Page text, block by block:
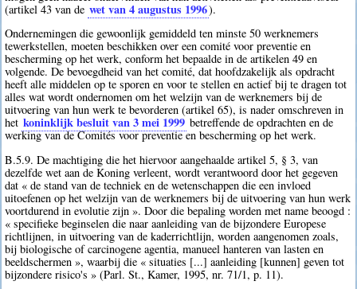
(artikel 43 van de wet van 4 augustus 1996).
Ondernemingen die gewoonlijk gemiddeld ten minste 50 werknemers
tewerkstellen, moeten beschikken over een comité voor preventie en
bescherming op het werk, conform het bepaalde in de artikelen 49 en
volgende. De bevoegdheid van het comité, dat hoofdzakelijk als opdracht
heeft alle middelen op te sporen en voor te stellen en actief bij te dragen tot
alles wat wordt ondernomen om het welzijn van de werknemers bij de
uitvoering van hun werk te bevorderen (artikel 65), is nader omschreven in
het koninklijk besluit van 3 mei 1999 betreffende de opdrachten en de
werking van de Comités voor preventie en bescherming op het werk.
B.5.9. De machtiging die het hiervoor aangehaalde artikel 5, § 3, van
dezelfde wet aan de Koning verleent, wordt verantwoord door het gegeven
dat « de stand van de techniek en de wetenschappen die een invloed
uitoefenen op het welzijn van de werknemers bij de uitvoering van hun werk
voortdurend in evolutie zijn ». Door die bepaling worden met name beoogd :
« specifieke beginselen die naar aanleiding van de bijzondere Europese
richtlijnen, in uitvoering van de kaderrichtlijn, worden aangenomen zoals,
bij biologische of carcinogene agentia, manueel hanteren van lasten en
beeldschermen », waarbij die « situaties [...] aanleiding [kunnen] geven tot
bijzondere risico's » (Parl. St., Kamer, 1995, nr. 71/1, p. 11).